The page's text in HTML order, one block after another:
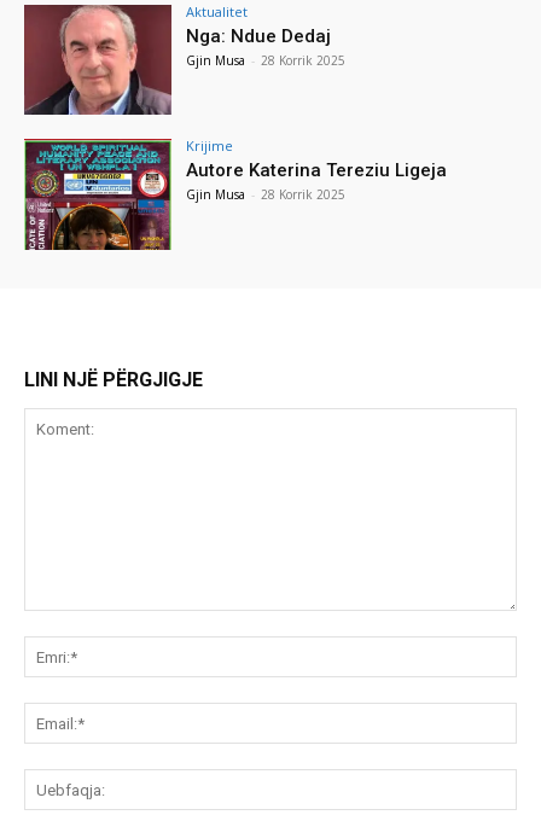
Aktualitet
Nga: Ndue Dedaj
Gjin Musa - 28 Korrik 2025
Krijime
Autore Katerina Tereziu Ligeja
Gjin Musa - 28 Korrik 2025
LINI NJË PËRGJIGJE